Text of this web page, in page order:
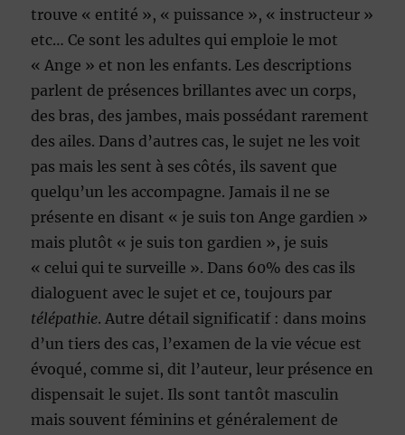
trouve « entité », « puissance », « instructeur »
etc… Ce sont les adultes qui emploie le mot
« Ange » et non les enfants. Les descriptions
parlent de présences brillantes avec un corps,
des bras, des jambes, mais possédant rarement
des ailes. Dans d’autres cas, le sujet ne les voit
pas mais les sent à ses côtés, ils savent que
quelqu’un les accompagne. Jamais il ne se
présente en disant « je suis ton Ange gardien »
mais plutôt « je suis ton gardien », je suis
« celui qui te surveille ». Dans 60% des cas ils
dialoguent avec le sujet et ce, toujours par
télépathie. Autre détail significatif : dans moins
d’un tiers des cas, l’examen de la vie vécue est
évoqué, comme si, dit l’auteur, leur présence en
dispensait le sujet. Ils sont tantôt masculin
mais souvent féminins et généralement de